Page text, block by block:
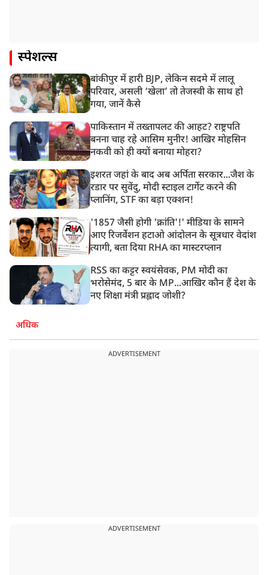
स्पेशल्स
बांकीपुर में हारी BJP, लेकिन सदमे में लालू
परिवार, असली ‘खेला’ तो तेजस्वी के साथ हो
गया, जानें कैसे
पाकिस्तान में तख्तापलट की आहट? राष्ट्रपति
बनना चाह रहे आसिम मुनीर! आखिर मोहसिन
नकवी को ही क्यों बनाया मोहरा?
इशरत जहां के बाद अब अर्पिता सरकार...जैश के
रडार पर सुवेंदु, मोदी स्टाइल टार्गेट करने की
प्लानिंग, STF का बड़ा एक्शन!
'1857 जैसी होगी 'क्रांति'!' मीडिया के सामने
आए रिजर्वेशन हटाओ आंदोलन के सूत्रधार वेदांश
त्यागी, बता दिया RHA का मास्टरप्लान
RSS का कट्टर स्वयंसेवक, PM मोदी का
भरोसेमंद, 5 बार के MP...आखिर कौन हैं देश के
नए शिक्षा मंत्री प्रह्लाद जोशी?
अधिक
ADVERTISEMENT
ADVERTISEMENT